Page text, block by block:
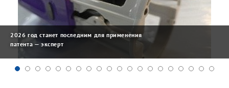
2026 год станет последним для применения
патента — эксперт